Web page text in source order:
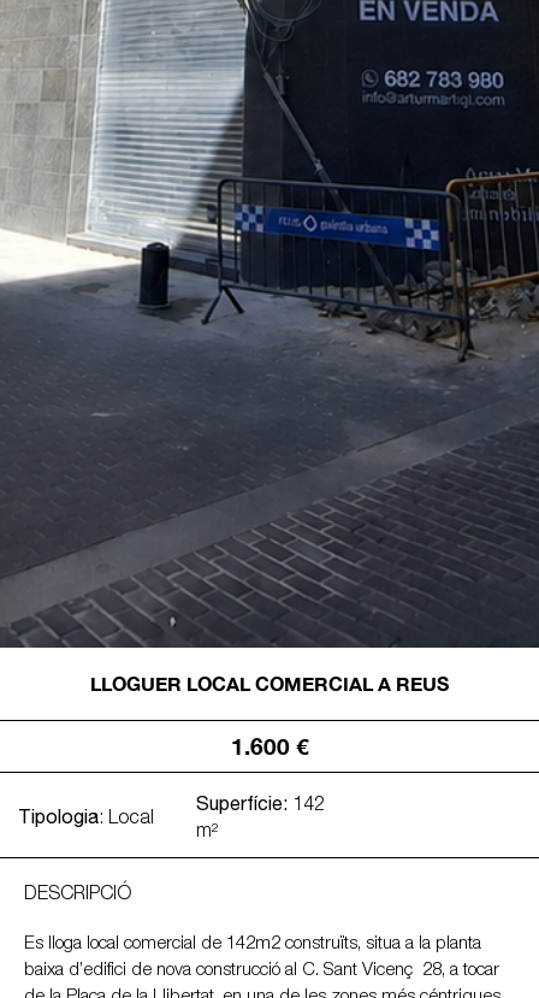
LLOGUER LOCAL COMERCIAL A REUS
1.600 €
Tipologia: Local
Superfície:142
m²
DESCRIPCIÓ
Es lloga local comercial de 142m2 construïts, situa a la planta
baixa d’edifici de nova construcció al C. Sant Vicenç 28, a tocar